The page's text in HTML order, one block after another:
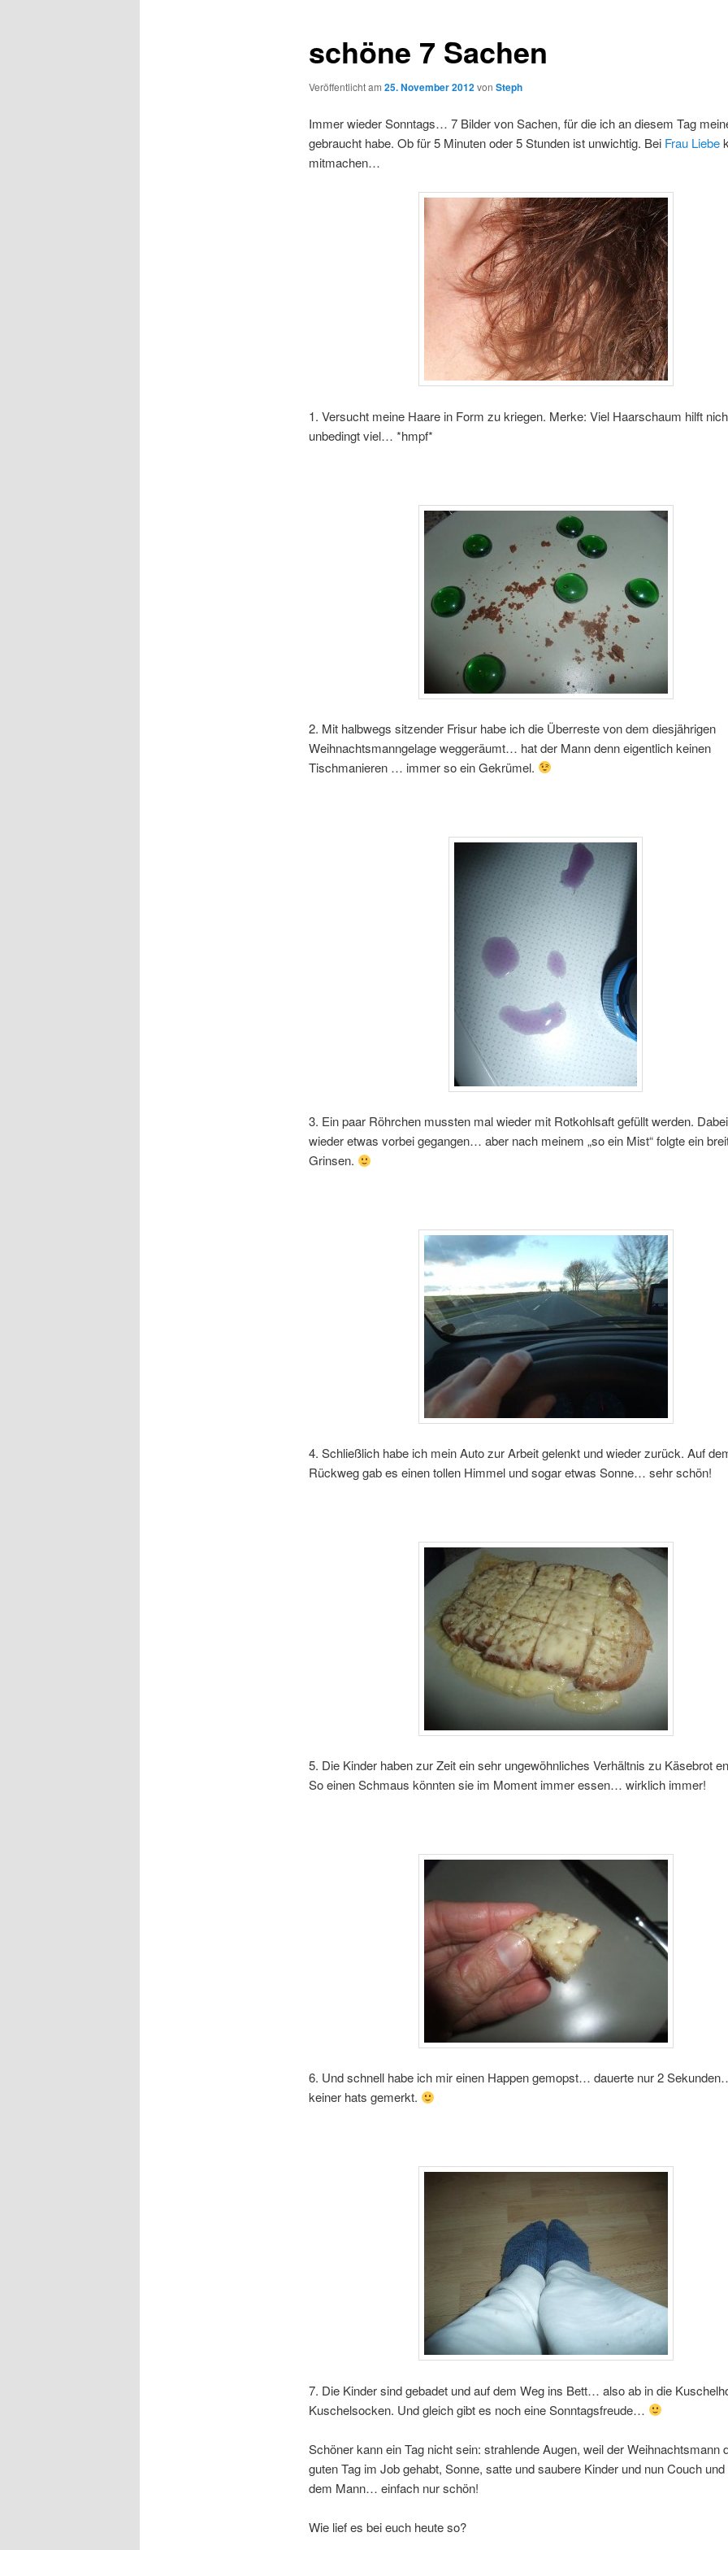
schöne 7 Sachen
Veröffentlicht am 25. November 2012von Steph
Immer wieder Sonntags… 7 Bilder von Sachen, für die ich an diesem Tag
gebraucht habe. Ob für 5 Minuten oder 5 Stunden ist unwichtig. Bei Frau Liebe
mitmachen…
1. Versucht meine Haare in Form zu kriegen. Merke: Viel Haarschaum hilft
unbedingt viel… *hmpf*
2. Mit halbwegs sitzender Frisur habe ich die Überreste von dem diesjährigen
Weihnachtsmanngelage weggeräumt… hat der Mann denn eigentlich keinen
Tischmanieren … immer so ein Gekrümel.
3. Ein paar Röhrchen mussten mal wieder mit Rotkohlsaft gefüllt werden.
wieder etwas vorbei gegangen… aber nach meinem „so ein Mist“ folgte ein
Grinsen.
4. Schließlich habe ich mein Auto zur Arbeit gelenkt und wieder zurück. Auf
Rückweg gab es einen tollen Himmel und sogar etwas Sonne… sehr schön!
5. Die Kinder haben zur Zeit ein sehr ungewöhnliches Verhältnis zu Käsebrot
So einen Schmaus könnten sie im Moment immer essen… wirklich immer!
6. Und schnell habe ich mir einen Happen gemopst… dauerte nur 2
keiner hats gemerkt.
7. Die Kinder sind gebadet und auf dem Weg ins Bett… also ab in die
Kuschelsocken. Und gleich gibt es noch eine Sonntagsfreude…
Schöner kann ein Tag nicht sein: strahlende Augen, weil der Weihnachtsmann
guten Tag im Job gehabt, Sonne, satte und saubere Kinder und nun Couch
dem Mann… einfach nur schön!
Wie lief es bei euch heute so?